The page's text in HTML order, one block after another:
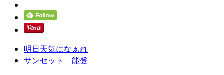
明日天気になぁれ
サンセット 能登